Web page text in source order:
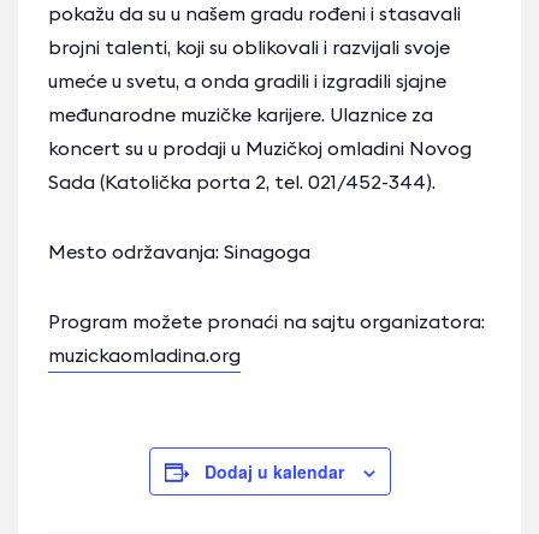
pokažu da su u našem gradu rođeni i stasavali
brojni talenti, koji su oblikovali i razvijali svoje
umeće u svetu, a onda gradili i izgradili sjajne
međunarodne muzičke karijere. Ulaznice za
koncert su u prodaji u Muzičkoj omladini Novog
Sada (Katolička porta 2, tel. 021/452-344).
Mesto održavanja: Sinagoga
Program možete pronaći na sajtu organizatora:
muzickaomladina.org
Dodaj u kalendar